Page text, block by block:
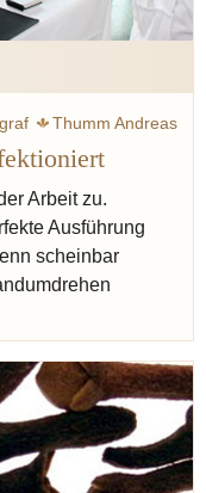
Thumm Andreas
Sinzig
Arbeit zu.
Ausführung
scheinbar